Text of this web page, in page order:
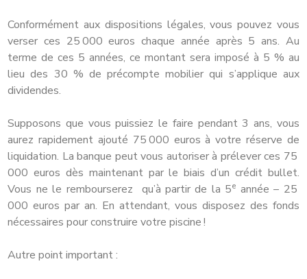
Conformément aux dispositions légales, vous pouvez vous
verser ces 25 000 euros chaque année après 5 ans. Au
terme de ces 5 années, ce montant sera imposé à 5 % au
lieu des 30 % de précompte mobilier qui s’applique aux
dividendes.
Supposons que vous puissiez le faire pendant 3 ans, vous
aurez rapidement ajouté 75 000 euros à votre réserve de
liquidation. La banque peut vous autoriser à prélever ces 75
000 euros dès maintenant par le biais d’un crédit bullet.
Vous ne le rembourserez qu’à partir de la 5e année – 25
000 euros par an. En attendant, vous disposez des fonds
nécessaires pour construire votre piscine !
Autre point important :